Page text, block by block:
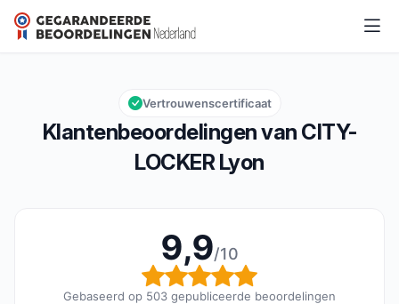
CITY-LOCKER Lyon
Algemene beoordeling: 9,9 van 10
9,9/10
Klantenbeoordelingen van CITY-
LOCKER Lyon
Vertrouwenscertificaat
9,9/10
Algemene beoordeling:
Gebaseerd op 503 gepubliceerde beoordelingen